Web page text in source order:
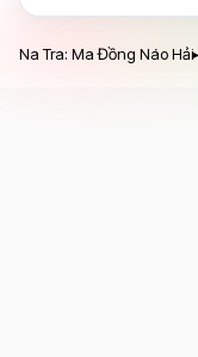
Na Tra: Ma Đồng Náo Hải▸